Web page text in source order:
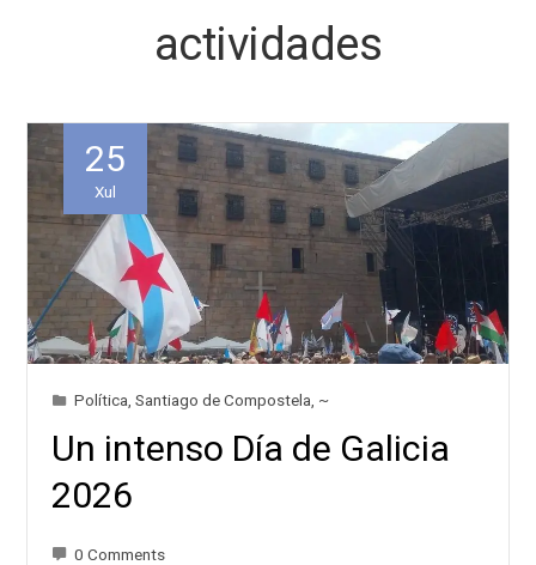
actividades
25
Xul
Política ,Santiago de Compostela ~
Un intenso Día de Galicia
2026
0 Comments